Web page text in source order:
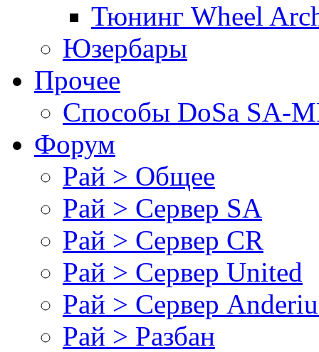
Тюнинг Wheel
Юзербары
Прочее
Cпособы DoSа SA-
Форум
Рай > Общее
Рай > Сервер SA
Рай > Сервер CR
Рай > Сервер United
Рай > Сервер
Рай > Разбан